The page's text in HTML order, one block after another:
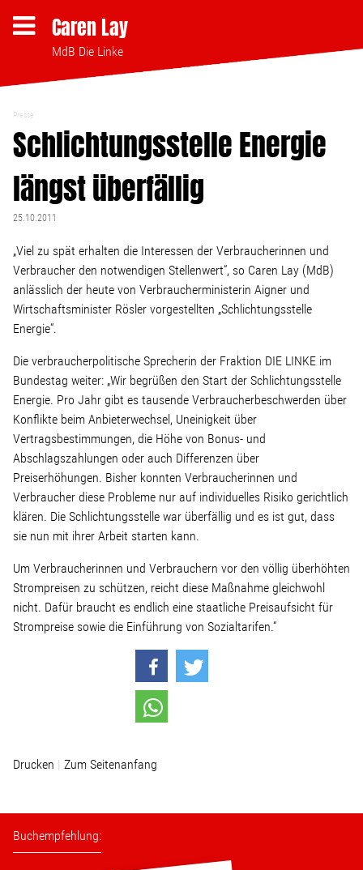
Caren Lay
MdB Die Linke
Themen
Bezahlbares Wohnen
Strukturwandel
Bodenpolitik
Linke Zukunftsdebatte
Sonstiges
Wahlkreis
Pressemitteilungen
Presse
Pressebilder
Service
Termine
Stellenangebot
Kontakt
Presse
Schlichtungsstelle Energie
längst überfällig
25.10.2011
„Viel zu spät erhalten die Interessen der Verbraucherinnen und
Verbraucher den notwendigen Stellenwert“, so Caren Lay (MdB)
anlässlich der heute von Verbraucherministerin Aigner und
Wirtschaftsminister Rösler vorgestellten „Schlichtungsstelle
Energie“.
Die verbraucherpolitische Sprecherin der Fraktion DIE LINKE im
Bundestag weiter: „Wir begrüßen den Start der Schlichtungsstelle
Energie. Pro Jahr gibt es tausende Verbraucherbeschwerden über
Konflikte beim Anbieterwechsel, Uneinigkeit über
Vertragsbestimmungen, die Höhe von Bonus- und
Abschlagszahlungen oder auch Differenzen über
Preiserhöhungen. Bisher konnten Verbraucherinnen und
Verbraucher diese Probleme nur auf individuelles Risiko gerichtlich
klären. Die Schlichtungsstelle war überfällig und es ist gut, dass
sie nun mit ihrer Arbeit starten kann.
Um Verbraucherinnen und Verbrauchern vor den völlig überhöhten
Strompreisen zu schützen, reicht diese Maßnahme gleichwohl
nicht. Dafür braucht es endlich eine staatliche Preisaufsicht für
Strompreise sowie die Einführung von Sozialtarifen.“
Drucken Zum Seitenanfang
Buchempfehlung: